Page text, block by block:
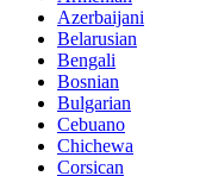
Azerbaijani
Belarusian
Bengali
Bosnian
Bulgarian
Cebuano
Chichewa
Corsican